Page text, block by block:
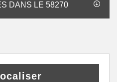
DANS LE 58270